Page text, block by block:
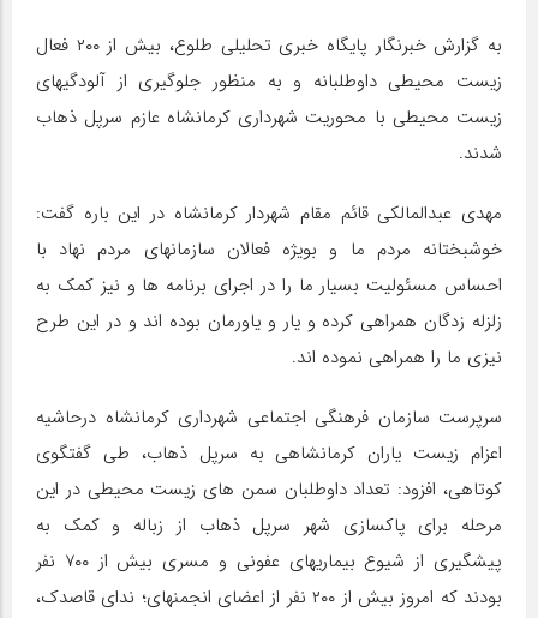
به گزارش خبرنگار پایگاه خبری تحلیلی طلوع، بیش از ۲۰۰ فعال
زیست محیطی داوطلبانه و به منظور جلوگیری از آلودگیهای
زیست محیطی با محوریت شهرداری کرمانشاه عازم سرپل ذهاب
شدند.
مهدی عبدالمالکی قائم مقام شهردار کرمانشاه در این باره گفت:
خوشبختانه مردم ما و بویژه فعالان سازمانهای مردم نهاد با
احساس مسئولیت بسیار ما را در اجرای برنامه ها و نیز کمک به
زلزله زدگان همراهی کرده و یار و یاورمان بوده اند و در این طرح
نیزی ما را همراهی نموده اند.
سرپرست سازمان فرهنگی اجتماعی شهرداری کرمانشاه درحاشیه
اعزام زیست یاران کرمانشاهی به سرپل ذهاب، طی گفتگوی
کوتاهی، افزود: تعداد داوطلبان سمن های زیست محیطی در این
مرحله برای پاکسازی شهر سرپل ذهاب از زباله و کمک به
پیشگیری از شیوع بیماریهای عفونی و مسری بیش از ۷۰۰ نفر
بودند که امروز بیش از ۲۰۰ نفر از اعضای انجمنهای؛ ندای قاصدک،